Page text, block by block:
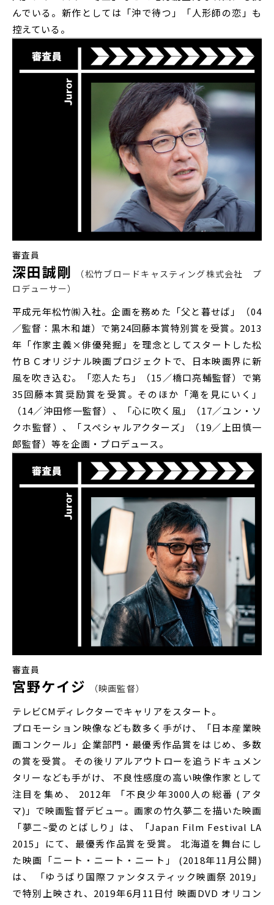
んでいる。新作としては「沖で待つ」「人形師の恋」も
控えている。
審査員
深田誠剛
松竹ブロードキャスティング株式会社 プ
ロデューサー
平成元年松竹㈱入社。企画を務めた「父と暮せば」（04
／監督：黒木和雄）で第24回藤本賞特別賞を受賞。2013
年「作家主義×俳優発掘」を理念としてスタートした松
竹ＢＣオリジナル映画プロジェクトで、日本映画界に新
風を吹き込む。「恋人たち」（15／橋口亮輔監督）で第
35回藤本賞奨励賞を受賞。そのほか「滝を見にいく」
（14／沖田修一監督）、「心に吹く風」（17／ユン・ソ
クホ監督）、「スペシャルアクターズ」（19／上田慎一
郎監督）等を企画・プロデュース。
審査員
宮野ケイジ 映画監督
テレビCMディレクターでキャリアをスタート。
プロモーション映像なども数多く手がけ、「日本産業映
画コンクール」企業部門・最優秀作品賞をはじめ、多数
の賞を受賞。 その後リアルアウトローを追うドキュメン
タリーなども手がけ、 不良性感度の高い映像作家として
注目を集め、 2012年 「不良少年3000人の総番 (アタ
マ)」で映画監督デビュー。画家の竹久夢二を描いた映画
「夢二~愛のとばしり」は、「Japan Film Festival LA
2015」にて、最優秀作品賞を受賞。 北海道を舞台にし
た映画「ニート・ニート・ニート」 (2018年11月公開)
は、 「ゆうばり国際ファンタスティック映画祭 2019」
で特別上映され、2019年6月11日付 映画DVD オリコン